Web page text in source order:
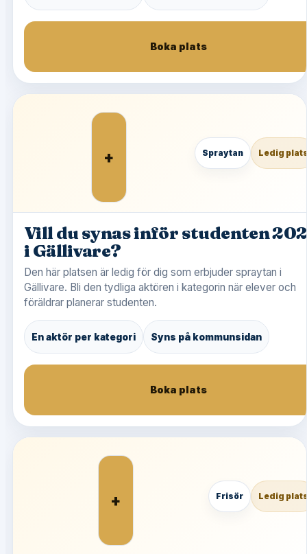
Boka plats
+ Spraytan Ledig
Vill du synas inför studenten
i Gällivare?
Den här platsen är ledig för dig som erbjuder spraytan i
Gällivare. Bli den tydliga aktören i kategorin när elever och
föräldrar planerar studenten.
En aktör per kategori Syns på kommunsidan
Boka plats
+ Frisör Ledig